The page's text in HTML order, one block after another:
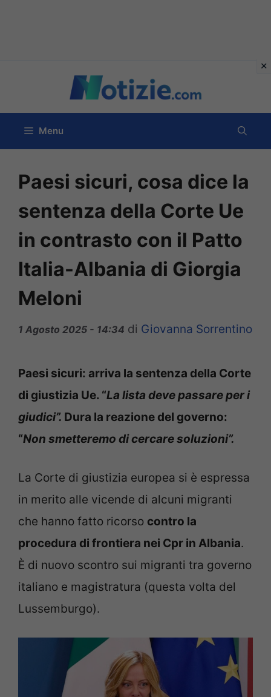
contenuto
Menu
Paesi sicuri, cosa dice la
sentenza della Corte Ue
in contrasto con il Patto
Italia-Albania di Giorgia
Meloni
1 Agosto 2025 - 14:34 di Giovanna Sorrentino
Paesi sicuri: arriva la sentenza della Corte
di giustizia Ue. “La lista deve passare per i
giudici”. Dura la reazione del governo:
“Non smetteremo di cercare soluzioni”.
La Corte di giustizia europea si è espressa
in merito alle vicende di alcuni migranti
che hanno fatto ricorso contro la
procedura di frontiera nei Cpr in Albania.
È di nuovo scontro sui migranti tra governo
italiano e magistratura (questa volta del
Lussemburgo).